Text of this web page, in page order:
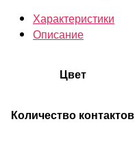
Характеристики
Описание
Цвет
Количество контактов